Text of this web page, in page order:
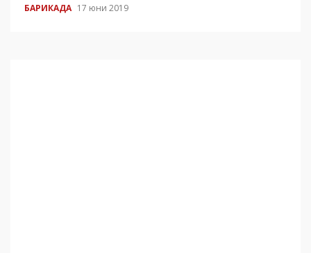
БАРИКАДА 17 юни 2019